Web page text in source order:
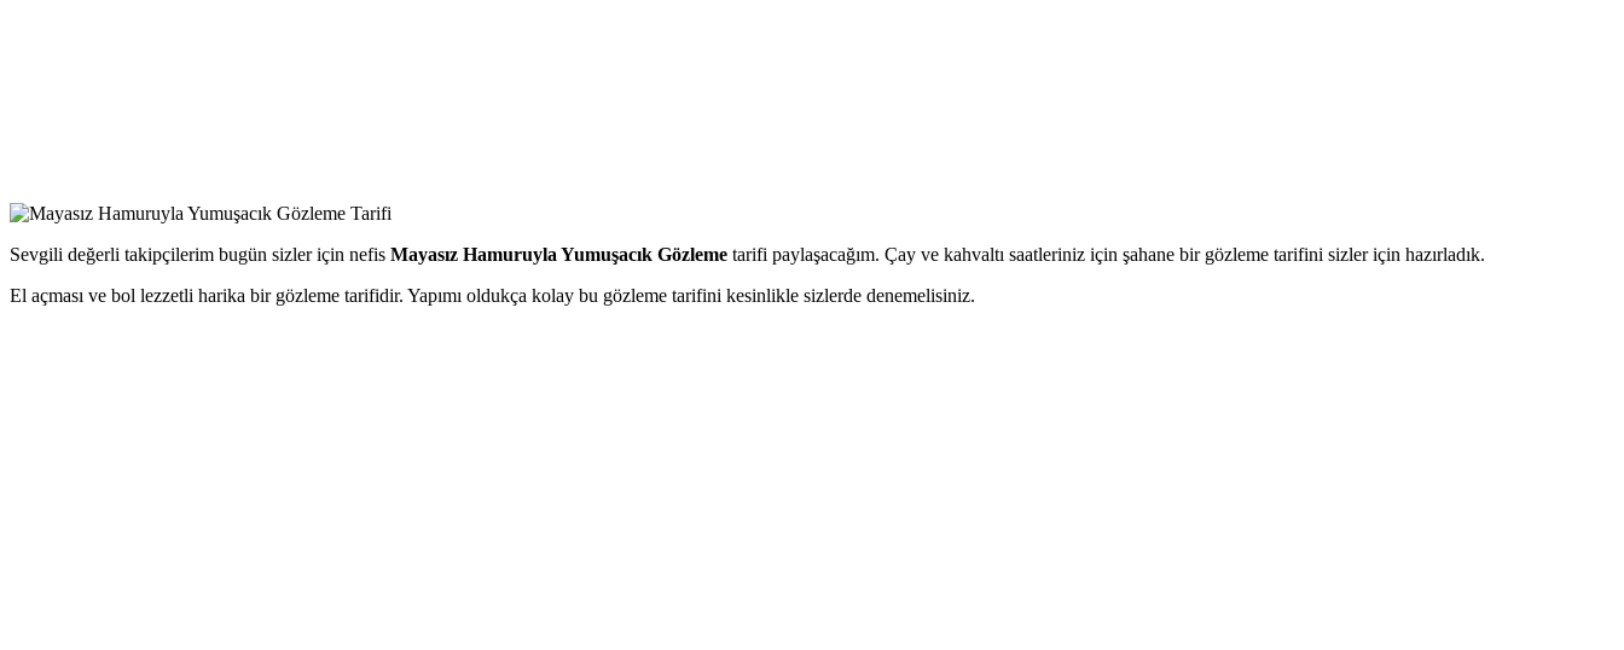
Sevgili değerli takipçilerim bugün sizler için nefis Mayasız Hamuruyla Yumuşacık Gözleme tarifi paylaşacağım. Çay ve kahvaltı saatleriniz için şahane bir gözleme tarifini sizler için hazırladık.
El açması ve bol lezzetli harika bir gözleme tarifidir. Yapımı oldukça kolay bu gözleme tarifini kesinlikle sizlerde denemelisiniz.